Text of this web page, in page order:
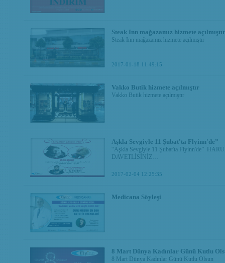
Steak Inn mağazamız hizmete açılmıştır
Steak Inn mağazamız hizmete açılmıştır
2017-01-18 11:49:15
Vakko Butik hizmete açılmıştır
Vakko Butik hizmete açılmıştır
Aşkla Sevgiyle 11 Şubat'ta Flyinn'de”
“Aşkla Sevgiyle 11 Şubat'ta Flyinn'de”
DAVETLİSİNİZ…
2017-02-04 12:25:35
Medicana Söyleşi
8 Mart Dünya Kadınlar Günü Kutlu
8 Mart Dünya Kadınlar Günü Kutlu Olsun